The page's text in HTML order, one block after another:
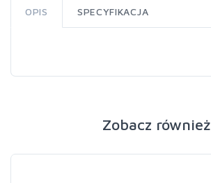
OPIS SPECYFIKACJA
Zobacz również